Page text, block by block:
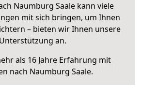
Naumburg Saale kann viele
mit sich bringen, um Ihnen
– bieten wir Ihnen unsere
Unterstützung an.
als 16 Jahre Erfahrung mit
nach Naumburg Saale.